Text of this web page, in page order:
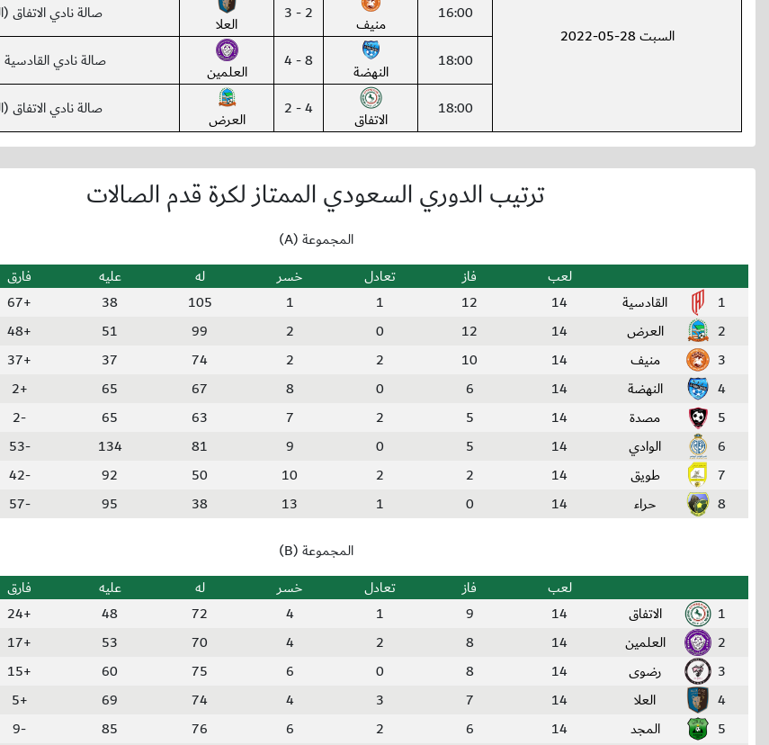
السبت 28-05-2022
16:00 منيف 2 - 3 العلا صالة نادي الاتفاق
18:00 النهضة 8 - 4 العلمين صالة نادي القادسية
18:00 الاتفاق 4 - 2 العرض صالة نادي الاتفاق
ترتيب الدوري السعودي الممتاز لكرة قدم الصالات
المجموعة (A)
لعب
فاز تعادل خسر له عليه فارق
1
القادسية 14
12
1
1
105
38
+67
2
العرض 14
12
0
2
99
51
+48
3
منيف 14
10
2
2
74
37
+37
4
النهضة 14
6
0
8
67
65
+2
5
مصدة 14
5
2
7
63
65
-2
6
الوادي 14
5
0
9
81
134
-53
7
طويق 14
2
2
10
50
92
-42
8
حراء 14
0
1
13
38
95
-57
المجموعة (B)
لعب
فاز تعادل خسر له عليه فارق
1
الاتفاق 14
9
1
4
72
48
+24
2
العلمين 14
8
2
4
70
53
+17
3
رضوى 14
8
0
6
75
60
+15
4
العلا 14
7
3
4
74
69
+5
5
المجد 14
6
2
6
76
85
-9